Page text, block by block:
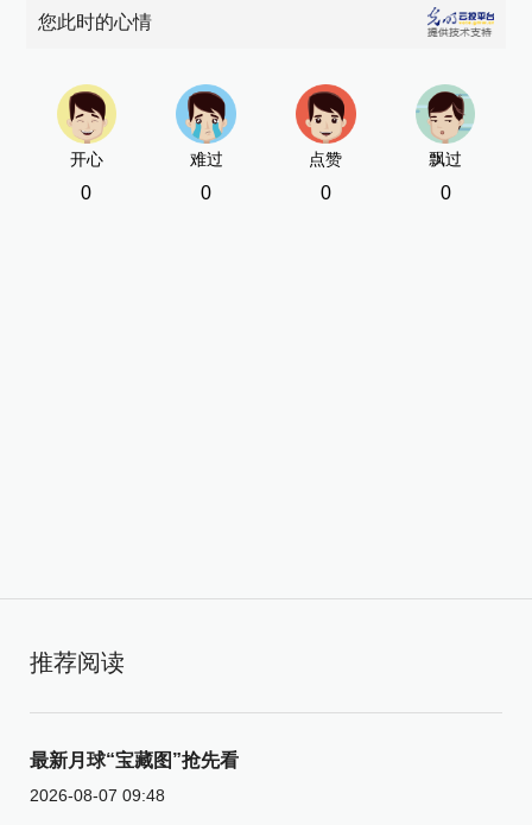
您此时的心情
开心
0
难过
0
点赞
0
飘过
0
推荐阅读
最新月球“宝藏图”抢先看
2026-08-07 09:48